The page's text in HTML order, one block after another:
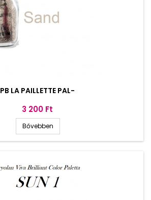
PB LA PAILLETTE PAL-
Ár
3 200 Ft
Bővebben